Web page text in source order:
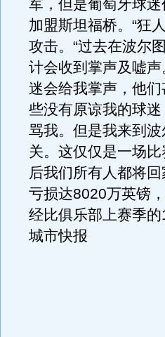
军，但是葡萄牙球
加盟斯坦福桥。“狂
攻击。“过去在波尔
计会收到掌声及嘘
迷会给我掌声，他
些没有原谅我的球
骂我。但是我来到
关。这仅仅是一场
后我们所有人都将
亏损达8020万英镑
经比俱乐部上赛季
城市快报